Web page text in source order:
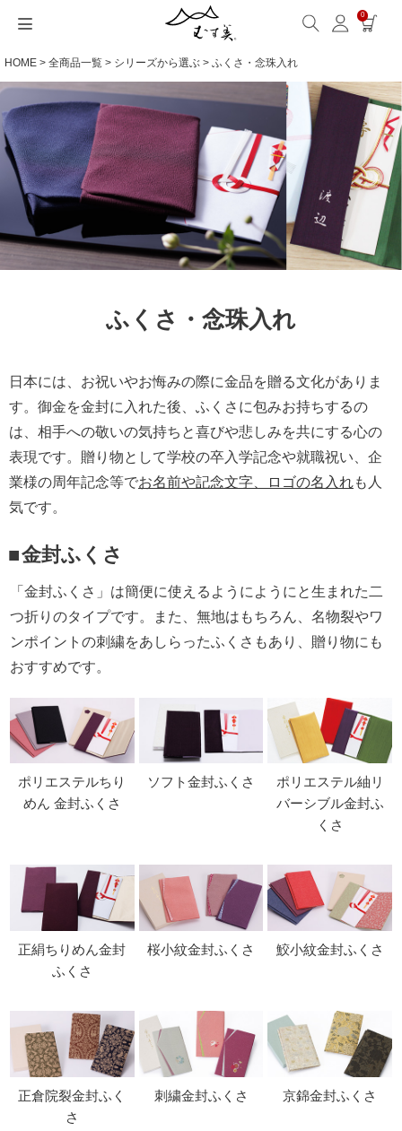
0
HOME 全商品一覧 シリーズから選ぶ ふくさ・念珠入れ
ふくさ・念珠入れ
日本には、お祝いやお悔みの際に金品を贈る文化がありま
す。御金を金封に入れた後、ふくさに包みお持ちするの
は、相手への敬いの気持ちと喜びや悲しみを共にする心の
表現です。贈り物として学校の卒入学記念や就職祝い、企
業様の周年記念等でお名前や記念文字、ロゴの名入れも人
気です。
金封ふくさ
「金封ふくさ」は簡便に使えるようにようにと生まれた二
つ折りのタイプです。また、無地はもちろん、名物裂やワ
ンポイントの刺繍をあしらったふくさもあり、贈り物にも
おすすめです。
ポリエステルちり
めん 金封ふくさ
ソフト金封ふくさ
ポリエステル紬リ
バーシブル金封ふ
くさ
正絹ちりめん金封
ふくさ
桜小紋金封ふくさ 鮫小紋金封ふくさ
正倉院裂金封ふく
さ
刺繍金封ふくさ 京錦金封ふくさ
サイズから選ぶ
サイズ一覧
Sサイズ(約45～50cm)
Mサイズ(約68～70cm)
Lサイズ(約90～120cm)
ギフトシーンから選ぶ
ギフトシーン一覧
内祝い
婚礼・引出物
卒入学・就職祝い
海外へのお土産
季節の贈り物
プチギフト
男性向けギフト
女性向けギフト
ギフトラッピング
シーンから選ぶ
シーン一覧
毎日使うもの
お買い物
旅行
とっておきの日
素材から選ぶ
撥水加工
綿(コットン)
ポリエステル
リネン
正絹(絹100％)
シリーズ名から選ぶ
全てのシリーズ
アクアドロップ(撥水)
ミナ ペルホネン
ひめむすび(Adeline Klam)
こはれ
竹久夢二
伊砂文様
ハレ包み
隅田川(浮世絵)
リバーシブル
着物用
ふくさ（念珠）・はんかち・書籍
ふくさ・念珠入れ
はんかち・手ぬぐい
ふろしき書籍
名入れ・ラッピング
名入れ・記念品
無料ラッピング
紙箱・木箱
発送・お問い合わせ
送料・お支払い方法
海外発送の方（English）
よくあるご質問
お問い合わせ
包み方・お手入れ
洗濯・お手入れ
包み方・使い方
ワークショップ案内
ブログ・特集
読みもの(ブログ)
特集
キャンペーン情報
読みもの(ブログ)
読みもの一覧
一升餅におすすめ
ストール巻き方
洋服カバー
特集
特集一覧
ECOバッグ 100cm
ECOバッグ 70cm
OUTDOOR
むす美とは
About us
お取引をご希望の方